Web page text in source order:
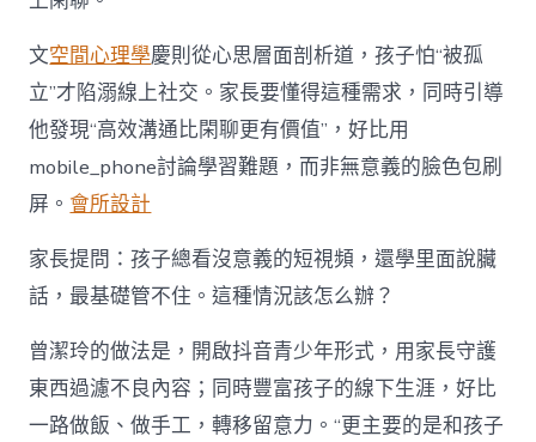
文空間心理學慶則從心思層面剖析道，孩子怕“被孤
立”才陷溺線上社交。家長要懂得這種需求，同時引導
他發現“高效溝通比閑聊更有價值”，好比用
mobile_phone討論學習難題，而非無意義的臉色包刷
屏。會所設計
家長提問：孩子總看沒意義的短視頻，還學里面說臟
話，最基礎管不住。這種情況該怎么辦？
曾潔玲的做法是，開啟抖音青少年形式，用家長守護
東西過濾不良內容；同時豐富孩子的線下生涯，好比
一路做飯、做手工，轉移留意力。“更主要的是和孩子